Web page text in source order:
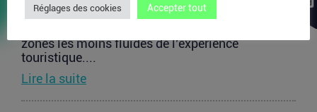
voyageurs
zones les moins fluides de l’expérience
touristique....
Lire la suite
Réglages des cookies Accepter tout